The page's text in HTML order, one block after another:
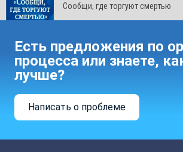
Сообщи, где торгуют смертью
Есть предложения по
процесса или знаете,
лучше?
Написать о проблеме